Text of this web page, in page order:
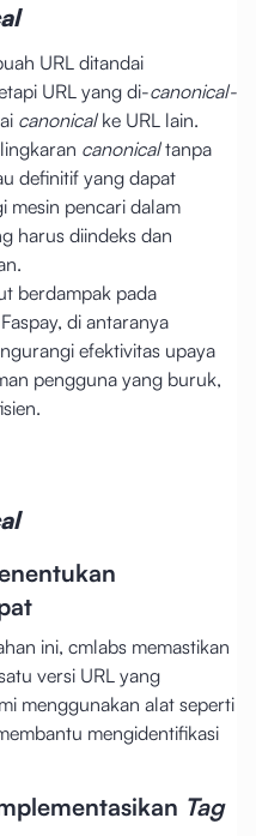
URL ditandai
URL yang di-canonical-
canonical ke URL lain.
canonicaltanpa
definitif yang dapat
mesin pencari dalam
harus diindeks dan
berdampak pada
Faspay, di antaranya
efektivitas upaya
pengguna yang buruk,
ini, cmlabs memastikan
versi URL yang
menggunakan alat seperti
mengidentifikasi
Tag